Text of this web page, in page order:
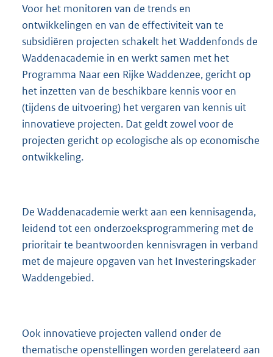
Voor het monitoren van de trends en
ontwikkelingen en van de effectiviteit van te
subsidiëren projecten schakelt het Waddenfonds de
Waddenacademie in en werkt samen met het
Programma Naar een Rijke Waddenzee, gericht op
het inzetten van de beschikbare kennis voor en
(tijdens de uitvoering) het vergaren van kennis uit
innovatieve projecten. Dat geldt zowel voor de
projecten gericht op ecologische als op economische
ontwikkeling.
De Waddenacademie werkt aan een kennisagenda,
leidend tot een onderzoeksprogrammering met de
prioritair te beantwoorden kennisvragen in verband
met de majeure opgaven van het Investeringskader
Waddengebied.
Ook innovatieve projecten vallend onder de
thematische openstellingen worden gerelateerd aan